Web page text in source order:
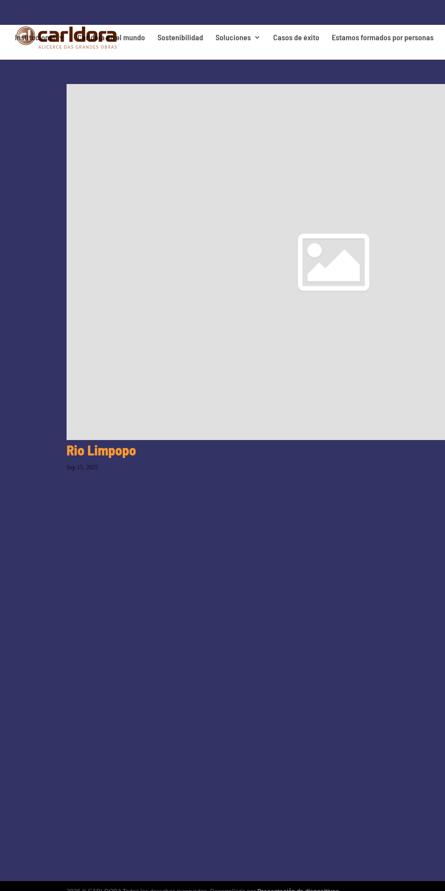
Institucional Carldora en el mundo Sostenibilidad Soluciones Casos de éxito Estamos formados por personas
Rio Limpopo
Sep 15, 2025